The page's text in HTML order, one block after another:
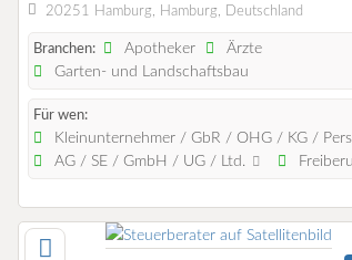
20251 Hamburg, Hamburg, Deutschland
Branchen: Apotheker
Ärzte
Garten- und Landschaftsbau
Für wen:
Kleinunternehmer / GbR / OHG / KG /
AG / SE / GmbH / UG / Ltd.